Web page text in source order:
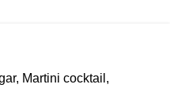
Martini cocktail,